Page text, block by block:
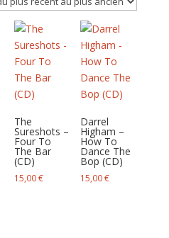
The
Sureshots –
Four To
The Bar
(CD)
15,00€
Darrel
Higham –
How To
Dance The
Bop (CD)
15,00€